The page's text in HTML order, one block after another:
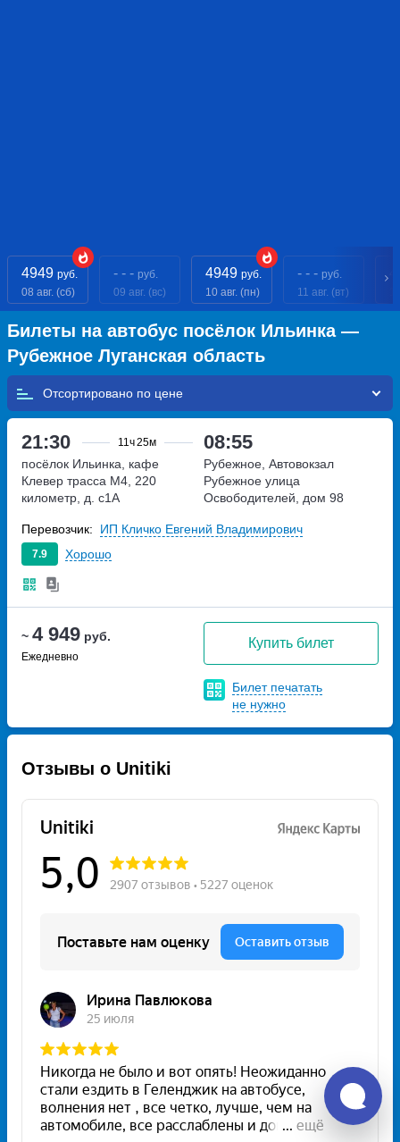
4949 руб.
08 авг. (сб)
- - - руб.
09 авг. (вс)
4949 руб.
10 авг. (пн)
- - - руб.
11 авг. (вт)
Билеты на автобус посёлок Ильинка —
Рубежное Луганская область
Отсортировано по
21:30 11ч25м 08:55
~ 4 949 руб.
Ежедневно
Купить билет
Билет печатать
не нужно
посёлок Ильинка, кафе
Клевер трасса М4, 220
километр, д. с1А
Рубежное, Автовокзал
Рубежное улица
Освободителей, дом 98
7.9 Хорошо
Перевозчик: ИП Кличко Евгений Владимирович
Отзывы о Unitiki